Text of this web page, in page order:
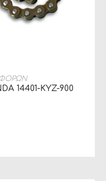
14401-KYZ-900